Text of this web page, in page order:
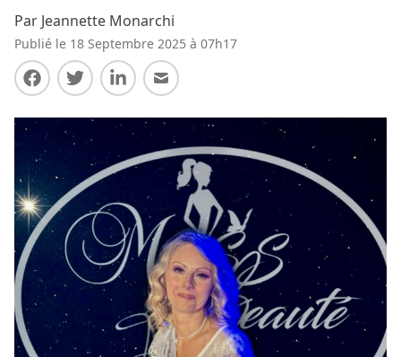
Par Jeannette Monarchi
Publié le 18 Septembre 2025 à 07h17
Partager sur Facebook
Partager sur Twitter
Partager sur LinkedIn
Partager par E-mail